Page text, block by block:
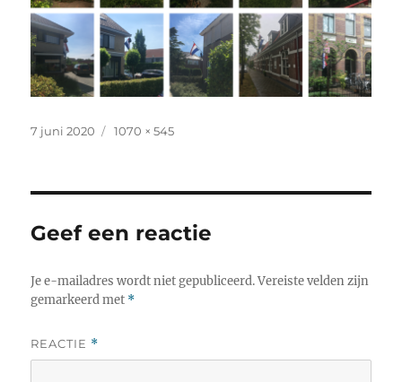
Geplaatst
7 juni 2020
Volledige
1070 × 545
Geef een reactie
Je e-mailadres wordt niet gepubliceerd. Vereiste velden zijn
gemarkeerd met *
REACTIE *